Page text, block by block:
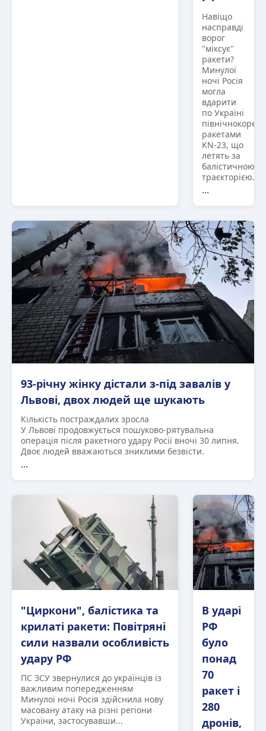
Навіщо
насправді
ворог
"міксує"
ракети?
Минулої
ночі Росія
могла
вдарити
по Україні
ракетами
KN-23, що
летять за
балістичною
траєкторією.
...
93-річну жінку дістали з-під завалів у
Львові, двох людей ще шукають
Кількість постраждалих зросла
У Львові продовжується пошуково-рятувальна
операція після ракетного удару Росії вночі 30 липня.
Двоє людей вважаються зниклими безвісти.
...
"Циркони", балістика та
крилаті ракети: Повітряні
сили назвали особливість
удару РФ
ПС ЗСУ звернулися до українців із
важливим попередженням
Минулої ночі Росія здійснила нову
масовану атаку на різні регіони
України, застосувавши...
В ударі
РФ
було
понад
70
ракет і
280
дронів,